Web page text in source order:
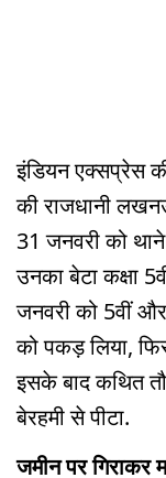
इंडियन एक्सप्रेस
की राजधानी
31 जनवरी को
उनका बेटा कक्षा
जनवरी को 5वीं
को पकड़ लिया,
इसके बाद कथित
बेरहमी से पीटा.
जमीन पर गिराकर